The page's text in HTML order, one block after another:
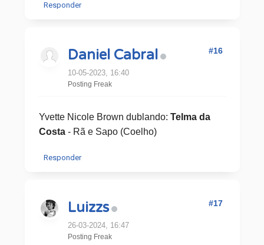
Responder
Daniel Cabral
10-05-2023, 16:40
Posting Freak
#16
Yvette Nicole Brown dublando: Telma da
Costa- Rã e Sapo (Coelho)
Responder
Luizzs
26-03-2024, 16:47
Posting Freak
#17